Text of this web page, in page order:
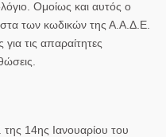
Ομοίως και αυτός ο
των κωδικών της Α.Α.Δ.Ε.
για τις απαραίτητες
14ης Ιανουαρίου του